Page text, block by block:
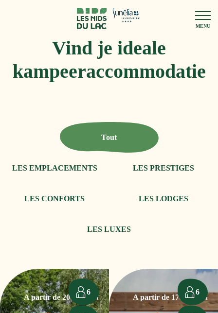
MENU
Vind je ideale
kampeeraccommodatie
Tout
LES EMPLACEMENTS LES PRESTIGES
LES CONFORTS LES LODGES
LES LUXES
A partir de 200€/la nuit
6
A partir de 170€/la nuit
6